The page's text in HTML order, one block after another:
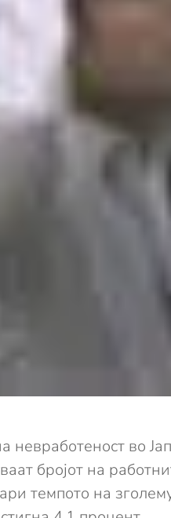
невработеност во
бројот на
темпото на